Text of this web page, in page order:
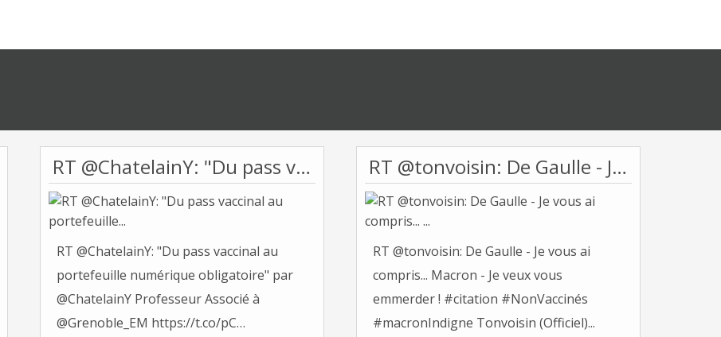
RT @ChatelainY: "Du pass vaccinal au portefeuille...
RT @ChatelainY: "Du pass vaccinal au
portefeuille numérique obligatoire" par
@ChatelainY Professeur Associé à
@Grenoble_EM https://t.co/pC…
RT @tonvoisin: De Gaulle - Je vous ai compris... ...
RT @tonvoisin: De Gaulle - Je vous ai
compris... Macron - Je veux vous
emmerder ! #citation #NonVaccinés
#macronIndigne Tonvoisin (Officiel)...